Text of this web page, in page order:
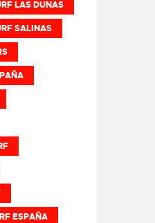
LAS DUNAS
SALINAS
ESPAÑA